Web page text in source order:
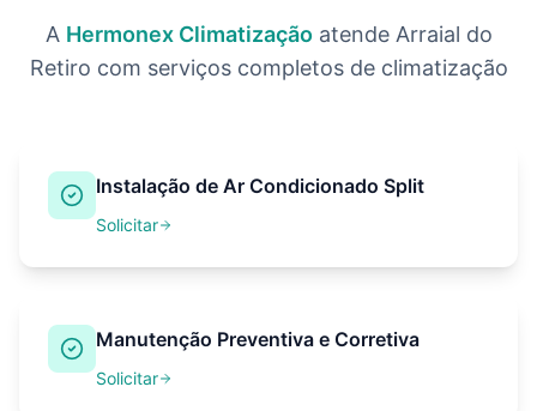
A Hermonex Climatizaçãoatende Arraial do
Retiro com serviços completos de climatização
Instalação de Ar Condicionado Split
Solicitar
Manutenção Preventiva e Corretiva
Solicitar